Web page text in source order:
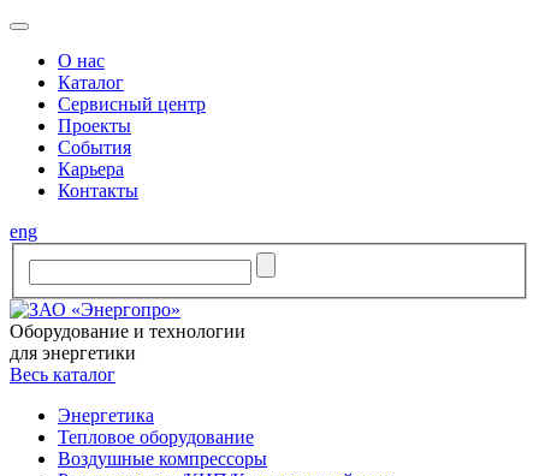
O нас
Каталог
Сервисный центр
Проекты
События
Карьера
Контакты
eng
Оборудование и технологии
для энергетики
Весь каталог
Энергетика
Тепловое оборудование
Воздушные компрессоры